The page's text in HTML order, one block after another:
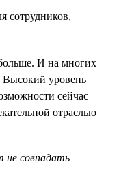
сотрудников,
И на многих
Высокий уровень
сейчас
отраслью
не совпадать